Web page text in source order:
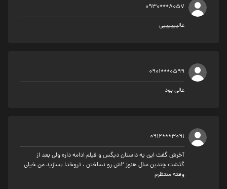
0930***8057
عالییییییی
0901***0599
عالی بود
0912***3091
آخرش گفت این یه داستان دیگس و فیلم ادامه داره ولی بعد از
گذشت چندین سال هنوز ۲ش رو نساختن ، تروخدا بسازید من خیلی
وقته منتظرم